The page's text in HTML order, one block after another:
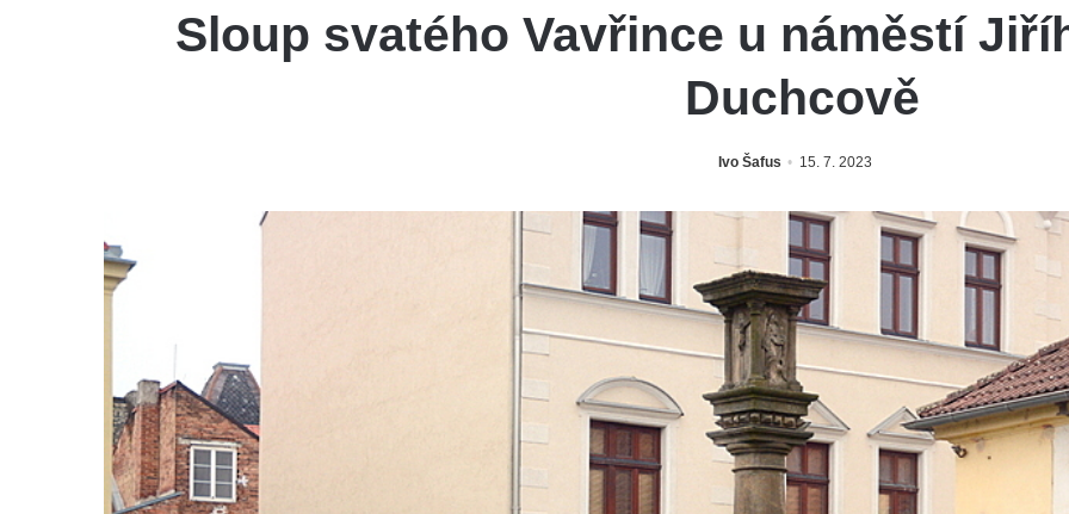
Sloup svatého Vavřince u náměstí
Duchcově
Ivo Šafus 15. 7. 2023